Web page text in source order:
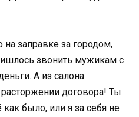
заправке за городом,
звонить мужикам с
А из салона
договора! Ты
было, или я за себя не